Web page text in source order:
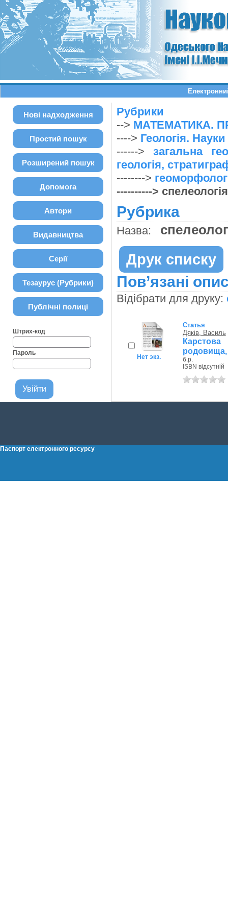
Нові надходження
Простий пошук
Розширений пошук
Допомога
Автори
Видавництва
Серії
Тезаурус (Рубрики)
Публічні полиці
Штрих-код
Пароль
Рубрики
--> МАТЕМАТИКА.
----> Геологія.
------> загальна
геологія,
-------->
---------->
Рубрика
Назва:
Друк списку
Пов’язані
Відібрати для друку:
Нет экз.
Статья
Дяків, Василь
Карстова
родовища,
б.р.
ISBN відсутній
Паспорт електронного ресурсу